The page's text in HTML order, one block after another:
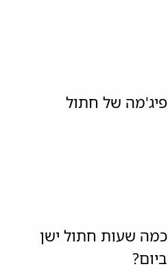
פיג'מה של חתול
כמה שעות חתול ישן
ביום?